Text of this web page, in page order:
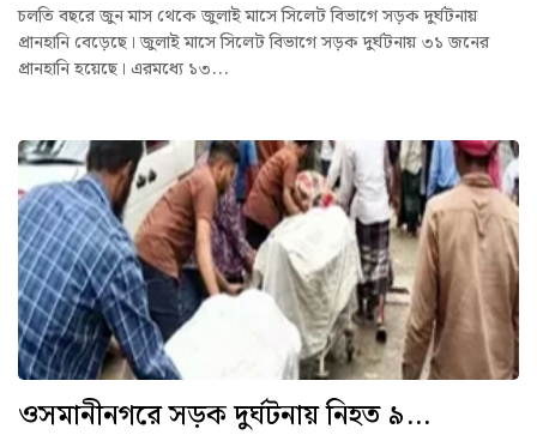
চলতি বছরে জুন মাস থেকে জুলাই মাসে সিলেট বিভাগে সড়ক দুর্ঘটনায়
প্রানহানি বেড়েছে। জুলাই মাসে সিলেট বিভাগে সড়ক দুর্ঘটনায় ৩১ জনের
প্রানহানি হয়েছে। এরমধ্যে ১৩...
ওসমানীনগরে সড়ক দুর্ঘটনায় নিহত ৯...